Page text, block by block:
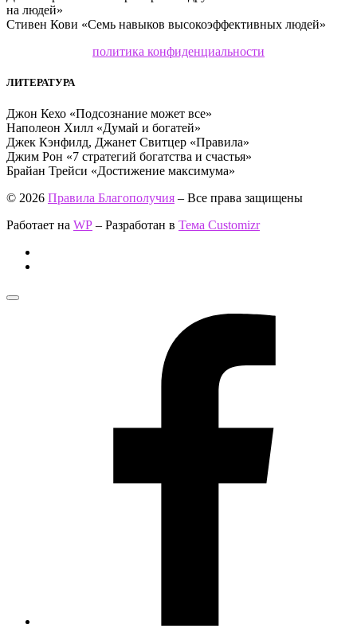
на людей»
Стивен Кови «Семь навыков высокоэффективных людей»
политика конфиденциальности
ЛИТЕРАТУРА
Джон Кехо «Подсознание может все»
Наполеон Хилл «Думай и богатей»
Джек Кэнфилд, Джанет Свитцер «Правила»
Джим Рон «7 стратегий богатства и счастья»
Брайан Трейси «Достижение максимума»
© 2026 Правила Благополучия – Все права защищены
Работает на WP – Разработан в Тема Customizr